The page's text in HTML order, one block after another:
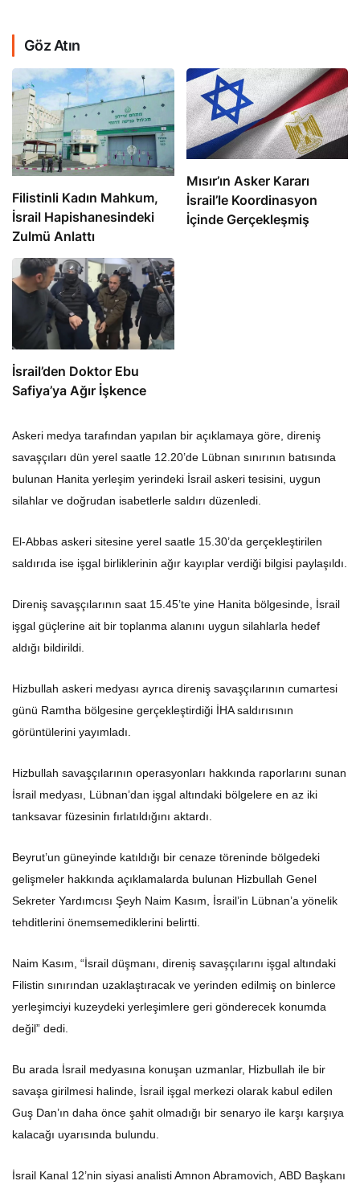
Göz Atın
Filistinli Kadın Mahkum,
İsrail Hapishanesindeki
Zulmü Anlattı
Mısır’ın Asker Kararı
İsrail’le Koordinasyon
İçinde Gerçekleşmiş
İsrail’den Doktor Ebu
Safiya’ya Ağır İşkence
Askeri medya tarafından yapılan bir açıklamaya göre, direniş
savaşçıları dün yerel saatle 12.20’de Lübnan sınırının batısında
bulunan Hanita yerleşim yerindeki İsrail askeri tesisini, uygun
silahlar ve doğrudan isabetlerle saldırı düzenledi.
El-Abbas askeri sitesine yerel saatle 15.30’da gerçekleştirilen
saldırıda ise işgal birliklerinin ağır kayıplar verdiği bilgisi paylaşıldı.
Direniş savaşçılarının saat 15.45’te yine Hanita bölgesinde, İsrail
işgal güçlerine ait bir toplanma alanını uygun silahlarla hedef
aldığı bildirildi.
Hizbullah askeri medyası ayrıca direniş savaşçılarının cumartesi
günü Ramtha bölgesine gerçekleştirdiği İHA saldırısının
görüntülerini yayımladı.
Hizbullah savaşçılarının operasyonları hakkında raporlarını sunan
İsrail medyası, Lübnan’dan işgal altındaki bölgelere en az iki
tanksavar füzesinin fırlatıldığını aktardı.
Beyrut’un güneyinde katıldığı bir cenaze töreninde bölgedeki
gelişmeler hakkında açıklamalarda bulunan Hizbullah Genel
Sekreter Yardımcısı Şeyh Naim Kasım, İsrail’in Lübnan’a yönelik
tehditlerini önemsemediklerini belirtti.
Naim Kasım, “İsrail düşmanı, direniş savaşçılarını işgal altındaki
Filistin sınırından uzaklaştıracak ve yerinden edilmiş on binlerce
yerleşimciyi kuzeydeki yerleşimlere geri gönderecek konumda
değil” dedi.
Bu arada İsrail medyasına konuşan uzmanlar, Hizbullah ile bir
savaşa girilmesi halinde, İsrail işgal merkezi olarak kabul edilen
Guş Dan’ın daha önce şahit olmadığı bir senaryo ile karşı karşıya
kalacağı uyarısında bulundu.
İsrail Kanal 12’nin siyasi analisti Amnon Abramovich, ABD Başkanı